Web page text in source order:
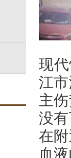
现
江
主
没
在
血